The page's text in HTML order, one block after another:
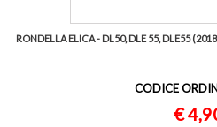
RONDELLA ELICA - DL50, DLE 55, DLE55
CODICE
€